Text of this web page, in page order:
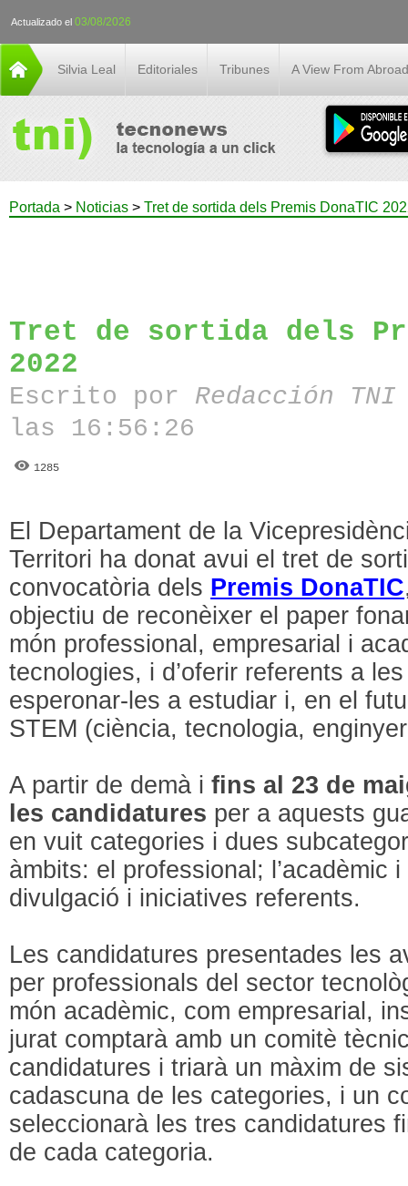
Actualizado el 03/08/2026
Silvia Leal Editoriales Tribunes A View From Abroad
Portada > Noticias > Tret de sortida dels Premis DonaTIC
Tret de sortida dels
2022
Escrito por Redacción
las 16:56:26
1285
El Departament de la
Territori ha donat avui el tret de
convocatòria dels Premis DonaTIC
objectiu de reconèixer el paper
món professional, empresarial i
tecnologies, i d’oferir referents a
esperonar-les a estudiar i, en el
STEM (ciència, tecnologia,
A partir de demà ifins al 23 de
les candidatures per a aquests
en vuit categories i dues
àmbits: el professional; l’acadèmic
divulgació i iniciatives referents.
Les candidatures presentades les
per professionals del sector
món acadèmic, com empresarial,
jurat comptarà amb un comitè
candidatures i triarà un màxim de
cadascuna de les categories, i un
seleccionarà les tres candidatures
de cada categoria.